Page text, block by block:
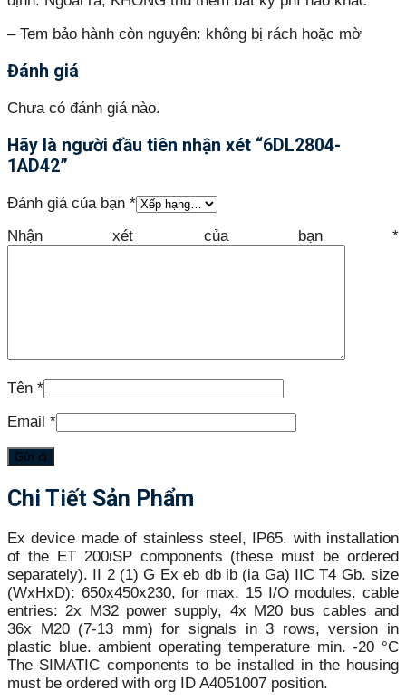
– Tem bảo hành còn nguyên: không bị rách hoặc mờ
Đánh giá
Chưa có đánh giá nào.
Hãy là người đầu tiên nhận xét “6DL2804-
1AD42”
Đánh giá của bạn *
Nhận xét của bạn *
Tên *
Email *
Chi Tiết Sản Phẩm
Ex device made of stainless steel, IP65. with installation
of the ET 200iSP components (these must be ordered
separately). II 2 (1) G Ex eb db ib (ia Ga) IIC T4 Gb. size
(WxHxD): 650x450x230, for max. 15 I/O modules. cable
entries: 2x M32 power supply, 4x M20 bus cables and
36x M20 (7-13 mm) for signals in 3 rows, version in
plastic blue. ambient operating temperature min. -20 °C
The SIMATIC components to be installed in the housing
must be ordered with org ID A4051007 position.